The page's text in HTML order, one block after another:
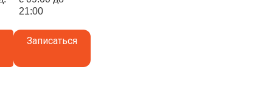
21:00
Записаться